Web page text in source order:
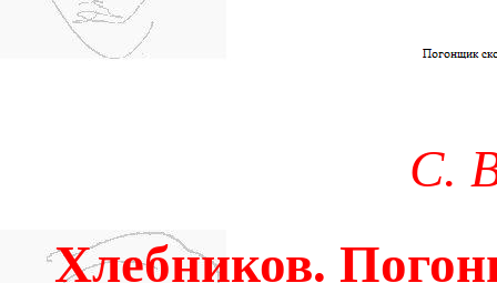
Уважаемые! Умоляю: не
достаточно, чтоб
медленно перечитать,
что не понятно.Прошу
С.
Хлебников.